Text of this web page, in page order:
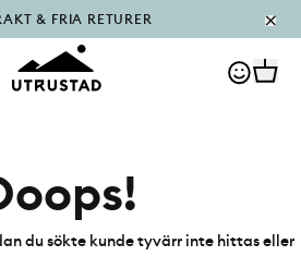
& FRIA RETURER
I OUTLET
du sökte kunde tyvärr inte hittas eller